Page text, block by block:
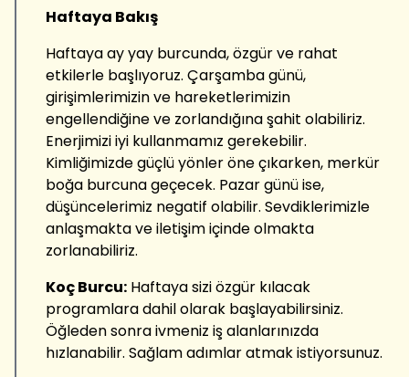
Haftaya Bakış
Haftaya ay yay burcunda, özgür ve rahat
etkilerle başlıyoruz. Çarşamba günü,
girişimlerimizin ve hareketlerimizin
engellendiğine ve zorlandığına şahit olabiliriz.
Enerjimizi iyi kullanmamız gerekebilir.
Kimliğimizde güçlü yönler öne çıkarken, merkür
boğa burcuna geçecek. Pazar günü ise,
düşüncelerimiz negatif olabilir. Sevdiklerimizle
anlaşmakta ve iletişim içinde olmakta
zorlanabiliriz.
Koç Burcu: Haftaya sizi özgür kılacak
programlara dahil olarak başlayabilirsiniz.
Öğleden sonra ivmeniz iş alanlarınızda
hızlanabilir. Sağlam adımlar atmak istiyorsunuz.